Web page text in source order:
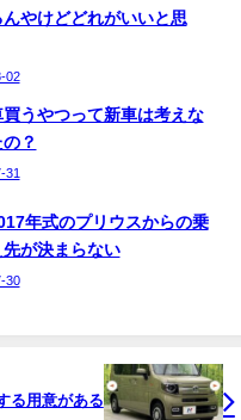
んやけどどれがいいと思
02
買うやつって新車は考えな
？
31
年式のプリウスからの乗
先が決まらない
30
る用意がある